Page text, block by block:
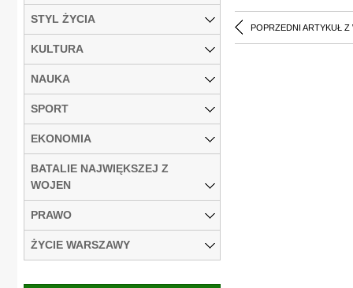
POPRZEDNI ARTYKUŁ Z
STYL ŻYCIA
KULTURA
NAUKA
SPORT
EKONOMIA
BATALIE NAJWIĘKSZEJ Z
WOJEN
PRAWO
ŻYCIE WARSZAWY